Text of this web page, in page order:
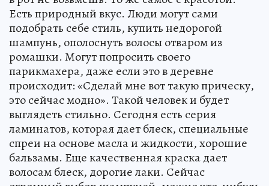
Есть природный вкус. Люди могут сами
подобрать себе стиль, купить недорогой
шампунь, ополоснуть волосы отваром из
ромашки. Могут попросить своего
парикмахера, даже если это в деревне
происходит: «Сделай мне вот такую прическу,
это сейчас модно». Такой человек и будет
выглядеть стильно. Сегодня есть серия
ламинатов, которая дает блеск, специальные
спреи на основе масла и жидкости, хорошие
бальзамы. Еще качественная краска дает
волосам блеск, дорогие лаки. Сейчас